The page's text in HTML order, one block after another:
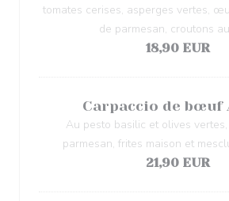
tomates cerises, asperges vertes,
de parmesan, croutons
18,90 EUR
Carpaccio de bœuf
Au pesto basilic et olives
parmesan, frites maison et
21,90 EUR